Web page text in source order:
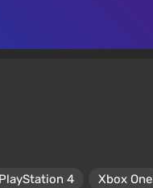
PlayStation 4 Xbox One